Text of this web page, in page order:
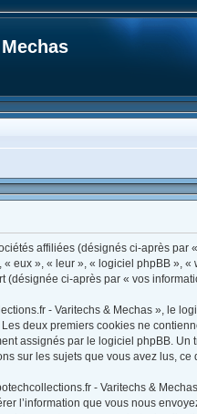
affiliées (désignés ci-après par
eux », « leur », « logiciel phpBB »,
(désignée ci-après par « vos
- Varitechs & Mechas », le
deux premiers cookies ne
assignés par le logiciel phpBB.
sur les sujets que vous avez lus,
- Varitechs &
que vous nous